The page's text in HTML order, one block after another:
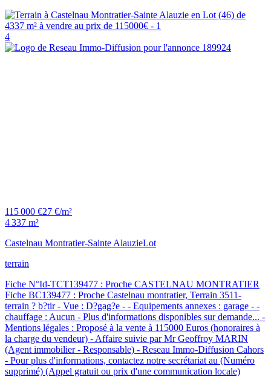
4
115 000 €27 €/m²
4 337 m²
Castelnau Montratier-Sainte AlauzieLot
terrain
Fiche N°Id-TCT139477 : Proche CASTELNAU MONTRATIER
Fiche BC139477 : Proche Castelnau montratier, Terrain 3511-
terrain ? b?tir - Vue : D?gag?e - - Equipements annexes : garage - -
chauffage : Aucun - Plus d'informations disponibles sur demande... -
Mentions légales : Proposé à la vente à 115000 Euros (honoraires à
la charge du vendeur) - Affaire suivie par Mr Geoffroy MARIN
(Agent immobilier - Responsable) - Reseau Immo-Diffusion Cahors
- Pour plus d'informations, contactez notre secrétariat au (Numéro
supprimé) (Appel gratuit ou prix d'une communication locale)